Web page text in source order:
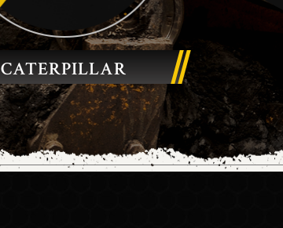
CATERPILLAR